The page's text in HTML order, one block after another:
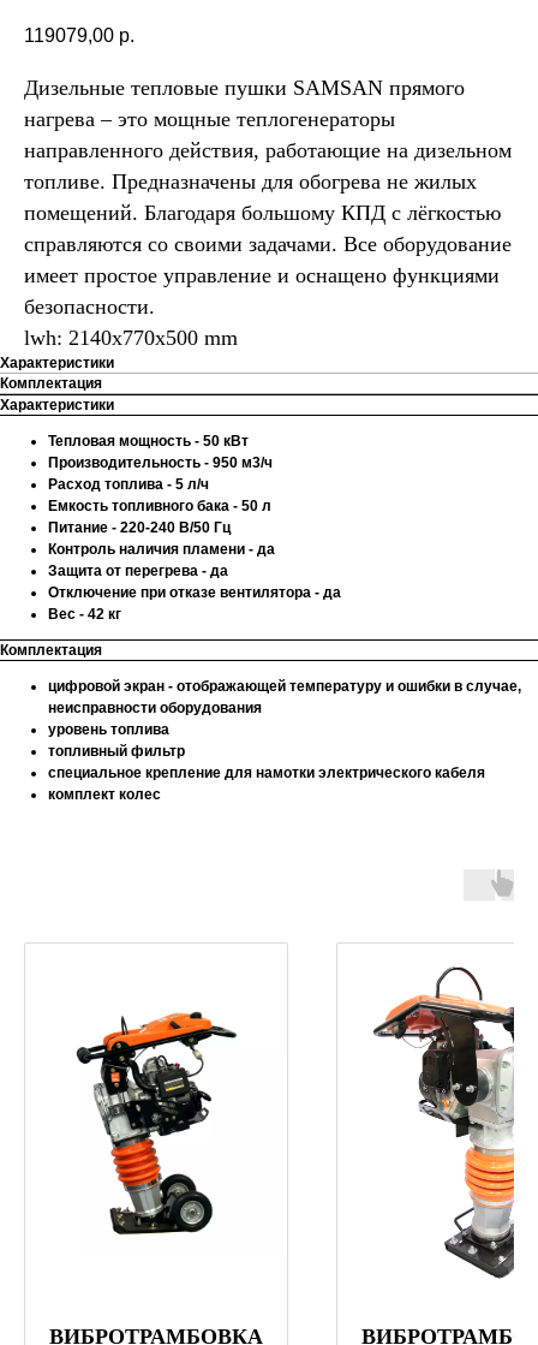
119079,00 р.
Дизельные тепловые пушки SAMSAN прямого
нагрева – это мощные теплогенераторы
направленного действия, работающие на дизельном
топливе. Предназначены для обогрева не жилых
помещений. Благодаря большому КПД с лёгкостью
справляются со своими задачами. Все оборудование
имеет простое управление и оснащено функциями
безопасности.
lwh: 2140x770x500 mm
Характеристики
Комплектация
Характеристики
Тепловая мощность - 50 кВт
Производительность - 950 м3/ч
Расход топлива - 5 л/ч
Емкость топливного бака - 50 л
Питание - 220-240 В/50 Гц
Контроль наличия пламени - да
Защита от перегрева - да
Отключение при отказе вентилятора - да
Вес - 42 кг
Комплектация
цифровой экран - отображающей температуру и ошибки в случае,
неисправности оборудования
уровень топлива
топливный фильтр
специальное крепление для намотки электрического кабеля
комплект колес
ВИБРОТРАМБОВКА